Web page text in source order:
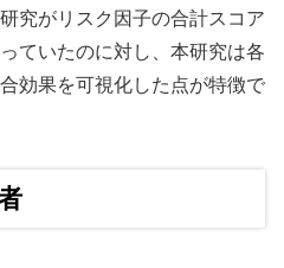
究がリスク因子の合計スコア
ていたのに対し、本研究は各
効果を可視化した点が特徴で